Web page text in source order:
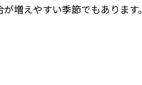
増えやすい季節でもあります